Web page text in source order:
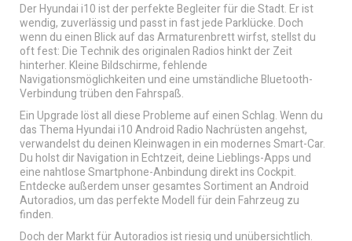
Der Hyundai i10 ist der perfekte Begleiter für die Stadt. Er ist
wendig, zuverlässig und passt in fast jede Parklücke. Doch
wenn du einen Blick auf das Armaturenbrett wirfst, stellst du
oft fest: Die Technik des originalen Radios hinkt der Zeit
hinterher. Kleine Bildschirme, fehlende
Navigationsmöglichkeiten und eine umständliche Bluetooth-
Verbindung trüben den Fahrspaß.
Ein Upgrade löst all diese Probleme auf einen Schlag. Wenn du
das Thema Hyundai i10 Android Radio Nachrüsten angehst,
verwandelst du deinen Kleinwagen in ein modernes Smart-Car.
Du holst dir Navigation in Echtzeit, deine Lieblings-Apps und
eine nahtlose Smartphone-Anbindung direkt ins Cockpit.
Entdecke außerdemunser gesamtes Sortiment an Android
Autoradios, um das perfekte Modell für dein Fahrzeug zu
finden.
Doch der Markt für Autoradios ist riesig und unübersichtlich.